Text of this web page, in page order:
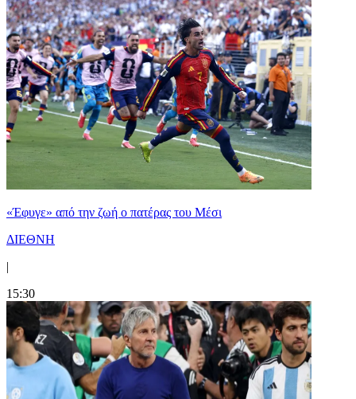
«Έφυγε» από την ζωή ο πατέρας του Μέσι
ΔΙΕΘΝΗ
|
15:30